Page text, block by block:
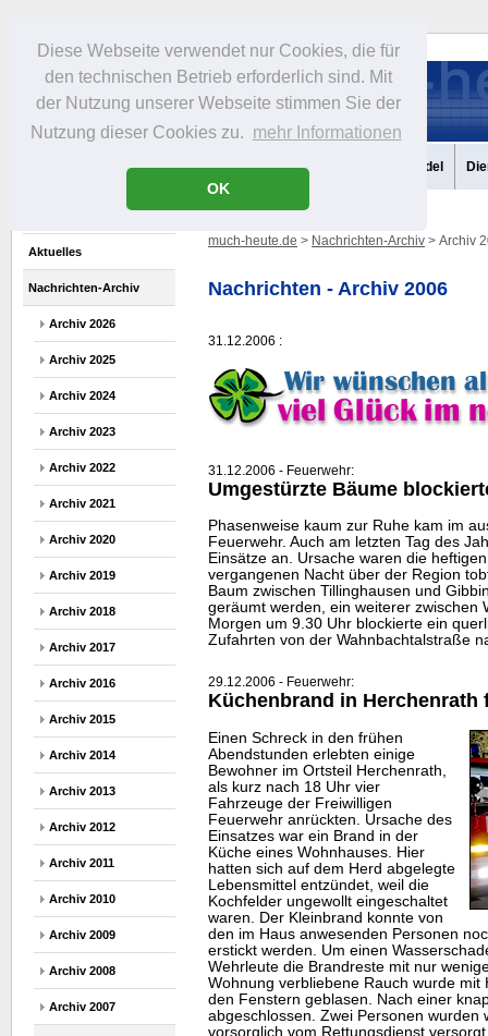
Diese Webseite verwendet nur Cookies, die für
den technischen Betrieb erforderlich sind. Mit
der Nutzung unserer Webseite stimmen Sie der
Nutzung dieser Cookies zu. mehr Informationen
OK
Portrait Infos Freizeit Gastronomie Handel
Aktuelles
Nachrichten-Archiv
Archiv 2026
Archiv 2025
Archiv 2024
Archiv 2023
Archiv 2022
Archiv 2021
Archiv 2020
Archiv 2019
Archiv 2018
Archiv 2017
Archiv 2016
Archiv 2015
Archiv 2014
Archiv 2013
Archiv 2012
Archiv 2011
Archiv 2010
Archiv 2009
Archiv 2008
Archiv 2007
much-heute.de > Nachrichten-Archiv > Archiv
Nachrichten - Archiv 2006
31.12.2006 :
31.12.2006 - Feuerwehr:
Umgestürzte Bäume
Phasenweise kaum zur Ruhe kam im
Feuerwehr. Auch am letzten Tag des
Einsätze an. Ursache waren die
vergangenen Nacht über der Region
Baum zwischen Tillinghausen und
geräumt werden, ein weiterer zwischen
Morgen um 9.30 Uhr blockierte ein
Zufahrten von der Wahnbachtalstraße
29.12.2006 - Feuerwehr:
Küchenbrand in
Einen Schreck in den frühen
Abendstunden erlebten einige
Bewohner im Ortsteil Herchenrath,
als kurz nach 18 Uhr vier
Fahrzeuge der Freiwilligen
Feuerwehr anrückten. Ursache des
Einsatzes war ein Brand in der
Küche eines Wohnhauses. Hier
hatten sich auf dem Herd abgelegte
Lebensmittel entzündet, weil die
Kochfelder ungewollt eingeschaltet
waren. Der Kleinbrand konnte von
den im Haus anwesenden Personen
erstickt werden. Um einen
Wehrleute die Brandreste mit nur
Wohnung verbliebene Rauch wurde mit
den Fenstern geblasen. Nach einer
abgeschlossen. Zwei Personen wurden
vorsorglich vom Rettungsdienst